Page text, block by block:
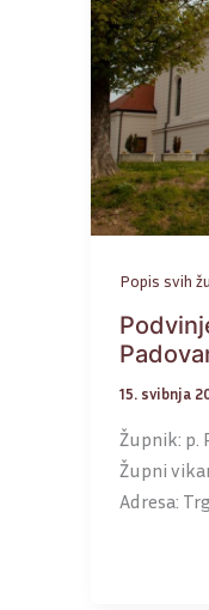
Popis svih
15. svibnja
Župnik: p.
Župni
Adresa: